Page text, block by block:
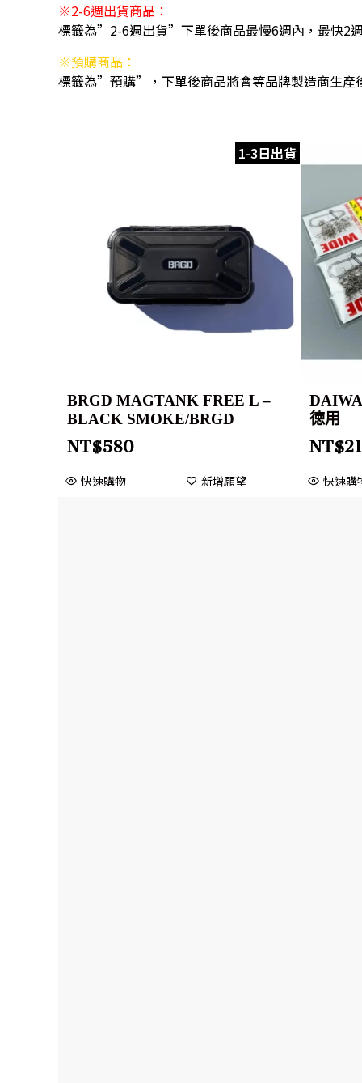
※2-6週出貨商品：
標籤為”2-6週出貨”下單後商品最慢6週內，最快2
※預購商品：
標籤為”預購”，下單後商品將會等品牌製造商生產
1-3日出貨
BRGD MAGTANK FREE L –
BLACK SMOKE/BRGD
NT$580
快速購物 新增願望
徳用
NT$
快速購